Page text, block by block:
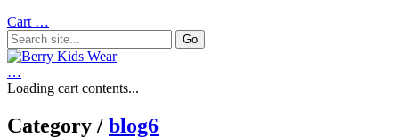
Cart …
…
Loading cart contents...
Category / blog6